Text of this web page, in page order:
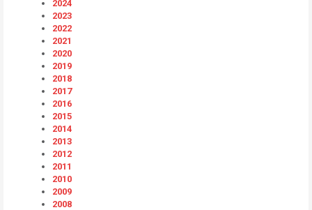
2024
2023
2022
2021
2020
2019
2018
2017
2016
2015
2014
2013
2012
2011
2010
2009
2008